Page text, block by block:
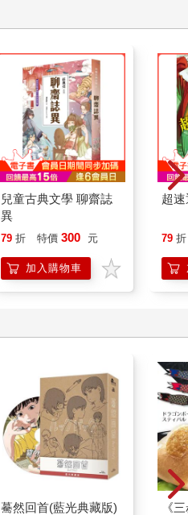
兒童古典文學 聊齋誌
異
79 折 特價 300 元
加入購物車
超
79 折
驀然回首(藍光典藏版)
《